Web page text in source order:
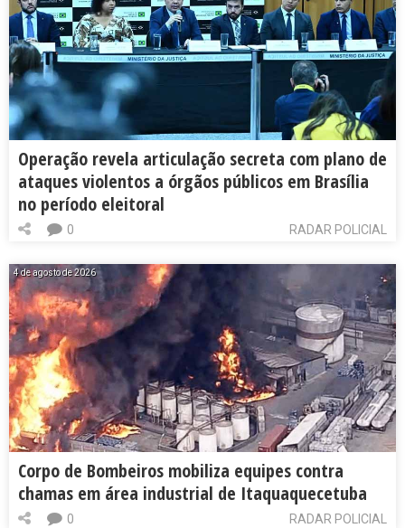
Operação revela articulação secreta com plano de
ataques violentos a órgãos públicos em Brasília
no período eleitoral
RADAR POLICIAL
0
4 de agosto de 2026
Corpo de Bombeiros mobiliza equipes contra
chamas em área industrial de Itaquaquecetuba
RADAR POLICIAL
0